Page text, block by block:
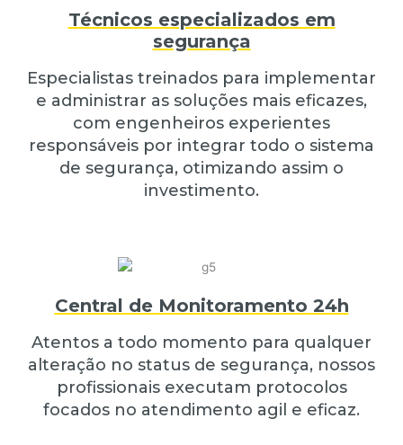
Técnicos especializados em
segurança
Especialistas treinados para implementar
e administrar as soluções mais eficazes,
com engenheiros experientes
responsáveis por integrar todo o sistema
de segurança, otimizando assim o
investimento.
Central de Monitoramento 24h
Atentos a todo momento para qualquer
alteração no status de segurança, nossos
profissionais executam protocolos
focados no atendimento agil e eficaz.